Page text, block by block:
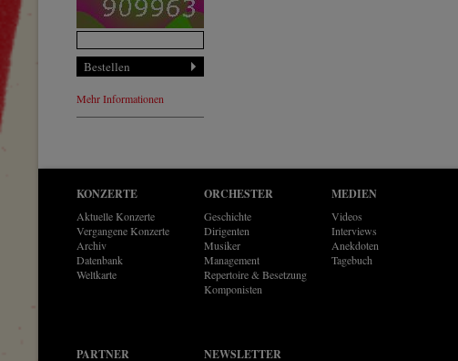
Mehr Informationen
KONZERTE
Aktuelle Konzerte
Vergangene Konzerte
Archiv
Datenbank
Weltkarte
ORCHESTER
Geschichte
Dirigenten
Musiker
Management
Repertoire & Besetzung
Komponisten
MEDIEN
Videos
Interviews
Anekdoten
Tagebuch
PARTNER NEWSLETTER